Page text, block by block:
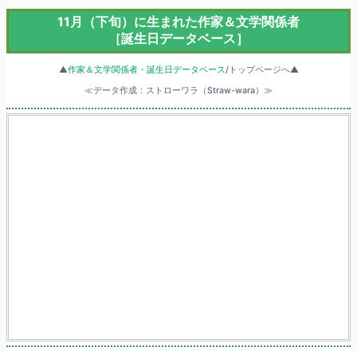
11月（下旬）に生まれた作家＆文学関係者
［誕生日データベース］
▲作家＆文学関係者・誕生日データベース/トップページへ▲
≪データ作成：ストローワラ（Straw-wara）≫